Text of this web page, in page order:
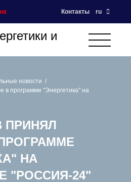
Контакты ru
новости
в программе "Энергетика" на
ПРИНЯЛ
НА
"РОССИЯ-24"